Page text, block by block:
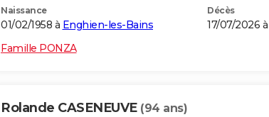
Naissance
01/02/1958 à Enghien-les-Bains
Décès
17/07/2026 à
Famille PONZA
Rolande CASENEUVE (94 ans)